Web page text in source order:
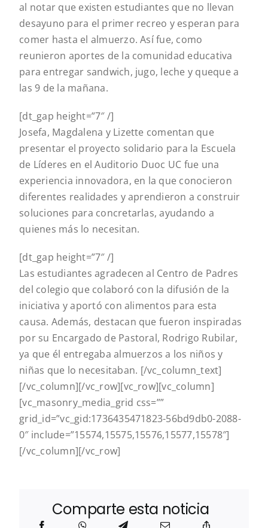
al notar que existen estudiantes que no llevan
desayuno para el primer recreo y esperan para
comer hasta el almuerzo. Así fue, como
reunieron aportes de la comunidad educativa
para entregar sandwich, jugo, leche y queque a
las 9 de la mañana.
[dt_gap height=”7″ /]
Josefa, Magdalena y Lizette comentan que
presentar el proyecto solidario para la Escuela
de Líderes en el Auditorio Duoc UC fue una
experiencia innovadora, en la que conocieron
diferentes realidades y aprendieron a construir
soluciones para concretarlas, ayudando a
quienes más lo necesitan.
[dt_gap height=”7″ /]
Las estudiantes agradecen al Centro de Padres
del colegio que colaboró con la difusión de la
iniciativa y aportó con alimentos para esta
causa. Además, destacan que fueron inspiradas
por su Encargado de Pastoral, Rodrigo Rubilar,
ya que él entregaba almuerzos a los niños y
niñas que lo necesitaban. [/vc_column_text]
[/vc_column][/vc_row][vc_row][vc_column]
[vc_masonry_media_grid css=””
grid_id=”vc_gid:1736435471823-56bd9db0-2088-
0″ include=”15574,15575,15576,15577,15578″]
[/vc_column][/vc_row]
Comparte esta noticia